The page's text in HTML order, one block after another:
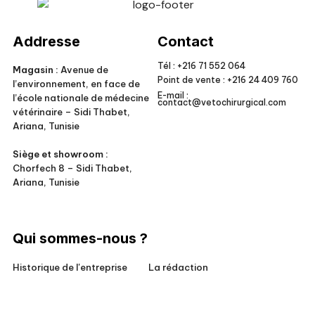
Addresse
Magasin : Avenue de
l’environnement, en face de
l’école nationale de médecine
vétérinaire – Sidi Thabet,
Ariana, Tunisie
Siège et showroom :
Chorfech 8 – Sidi Thabet,
Ariana, Tunisie
Contact
Tél : +216 71 552 064
Point de vente : +216 24 409 760
E-mail :
contact@vetochirurgical.com
Qui sommes-nous ?
Historique de l'entreprise
La rédaction